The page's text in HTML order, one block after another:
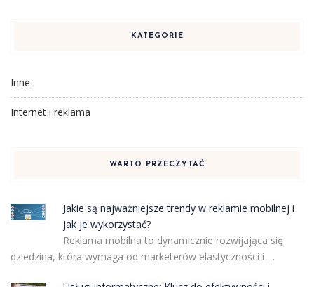
KATEGORIE
Inne
Internet i reklama
WARTO PRZECZYTAĆ
Jakie są najważniejsze trendy w reklamie mobilnej i
jak je wykorzystać?
Reklama mobilna to dynamicznie rozwijająca się
dziedzina, która wymaga od marketerów elastyczności i …